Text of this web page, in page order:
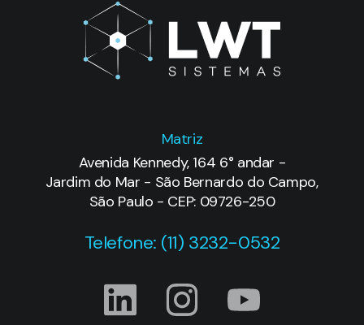
Matriz
Avenida Kennedy, 164 6° andar -
Jardim do Mar - São Bernardo do Campo,
São Paulo - CEP: 09726-250
Telefone: (11) 3232-0532